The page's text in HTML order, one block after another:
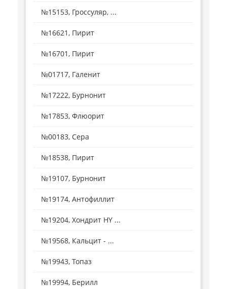
№15153, Гроссуляр, ...
№16621, Пирит
№16701, Пирит
№01717, Галенит
№17222, Бурнонит
№17853, Флюорит
№00183, Сера
№18538, Пирит
№19107, Бурнонит
№19174, Антофиллит
№19204, Хондрит HY ...
№19568, Кальцит - ...
№19943, Топаз
№19994, Берилл